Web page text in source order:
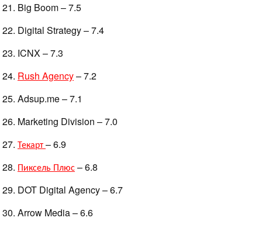
Big Boom – 7.5
Digital Strategy – 7.4
ICNX – 7.3
Rush Agency– 7.2
Adsup.me – 7.1
Marketing Division – 7.0
Текарт– 6.9
Пиксель Плюс– 6.8
DOT Digital Agency – 6.7
Arrow Media – 6.6